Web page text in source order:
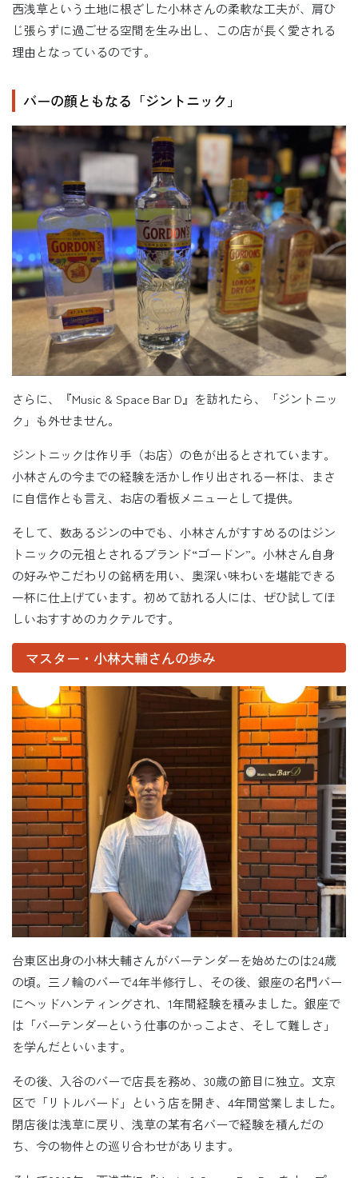
西浅草という土地に根ざした小林さんの柔軟な工夫が、肩ひ
じ張らずに過ごせる空間を生み出し、この店が長く愛される
理由となっているのです。
バーの顔ともなる「ジントニック」
さらに、『Music & Space Bar D』を訪れたら、「ジントニッ
ク」も外せません。
ジントニックは作り手（お店）の色が出るとされています。
小林さんの今までの経験を活かし作り出される一杯は、まさ
に自信作とも言え、お店の看板メニューとして提供。
そして、数あるジンの中でも、小林さんがすすめるのはジン
トニックの元祖とされるブランド“ゴードン”。小林さん自身
の好みやこだわりの銘柄を用い、奥深い味わいを堪能できる
一杯に仕上げています。初めて訪れる人には、ぜひ試してほ
しいおすすめのカクテルです。
マスター・小林大輔さんの歩み
台東区出身の小林大輔さんがバーテンダーを始めたのは24歳
の頃。三ノ輪のバーで4年半修行し、その後、銀座の名門バー
にヘッドハンティングされ、1年間経験を積みました。銀座で
は「バーテンダーという仕事のかっこよさ、そして難しさ」
を学んだといいます。
その後、入谷のバーで店長を務め、30歳の節目に独立。文京
区で「リトルバード」という店を開き、4年間営業しました。
閉店後は浅草に戻り、浅草の某有名バーで経験を積んだの
ち、今の物件との巡り合わせがあります。